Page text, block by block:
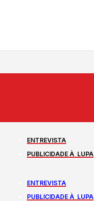
ENTREVISTA
PUBLICIDADE À LUPA
ENTREVISTA
PUBLICIDADE À LUPA